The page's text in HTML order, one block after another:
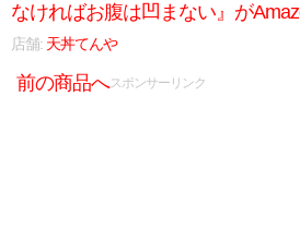
なければお腹は凹まない』が
店舗: 天丼てんや
前の商品へスポンサーリンク